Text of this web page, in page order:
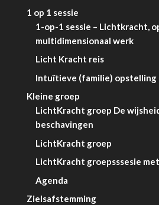
1 op 1 sessie
1-op-1 sessie – Lichtkracht,
multidimensionaal werk
Licht Kracht reis
Intuïtieve (familie) opstelling
Kleine groep
LichtKracht groep De
beschavingen
LichtKracht groep
LichtKracht groepsssesie
Agenda
Zielsafstemming